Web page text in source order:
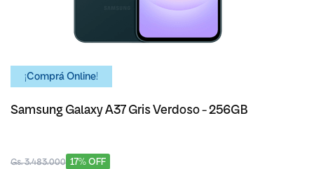
¡Comprá Online!
Samsung Galaxy A37 Gris Verdoso - 256GB
17% OFF
Gs. 3.483.000